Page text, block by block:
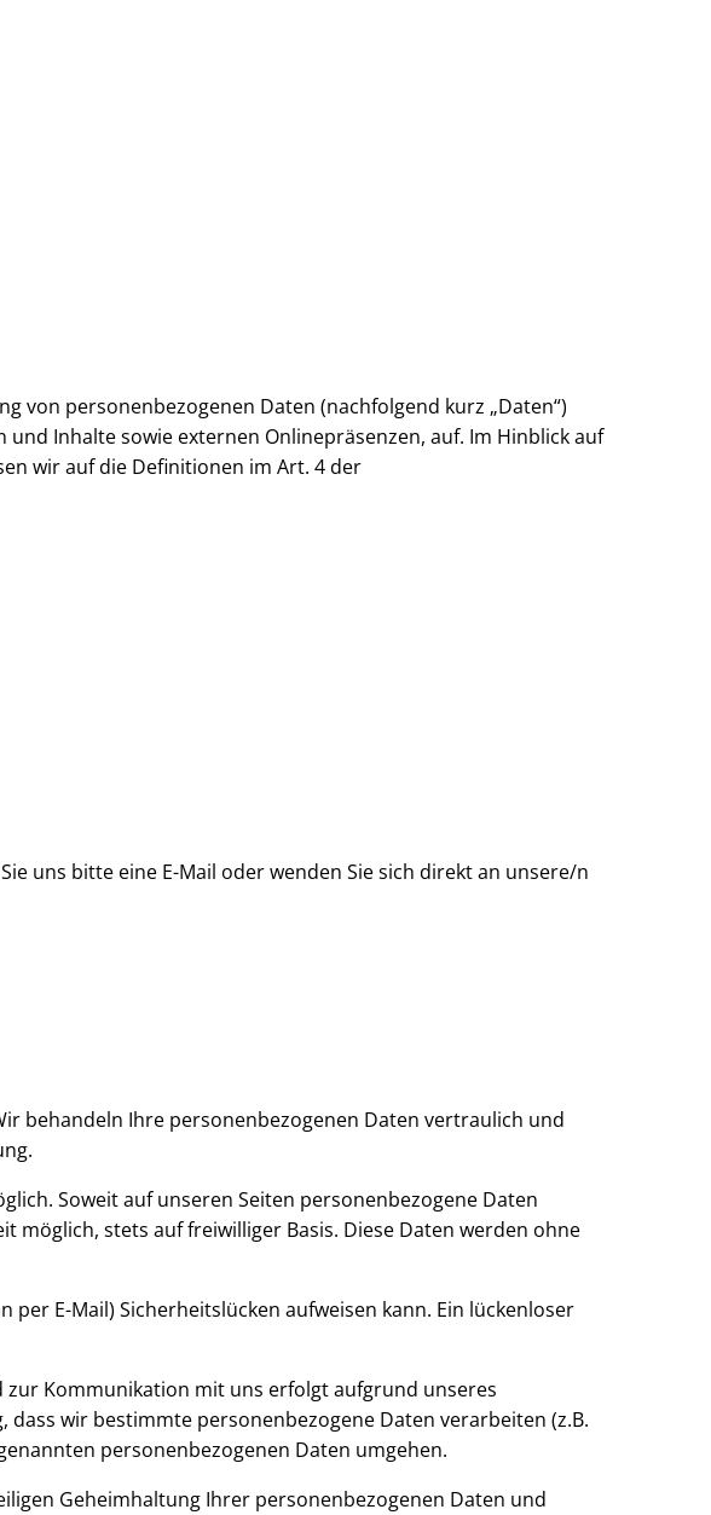
von personenbezogenen Daten (nachfolgend kurz „Daten“)
Inhalte sowie externen Onlinepräsenzen, auf. Im Hinblick auf
wir auf die Definitionen im Art. 4 der
uns bitte eine E-Mail oder wenden Sie sich direkt an unsere/n
behandeln Ihre personenbezogenen Daten vertraulich und
Soweit auf unseren Seiten personenbezogene Daten
möglich, stets auf freiwilliger Basis. Diese Daten werden ohne
E-Mail) Sicherheitslücken aufweisen kann. Ein lückenloser
Kommunikation mit uns erfolgt aufgrund unseres
wir bestimmte personenbezogene Daten verarbeiten (z.B.
personenbezogenen Daten umgehen.
Geheimhaltung Ihrer personenbezogenen Daten und